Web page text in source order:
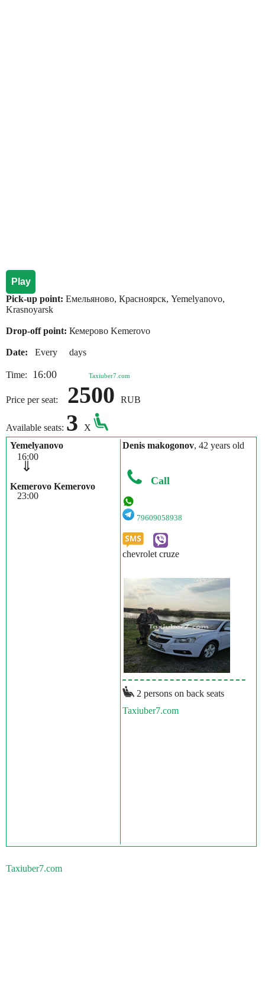
Play
Pick-up point: Емельяново, Красноярск, Yemelyanovo,
Krasnoyarsk
Drop-off point: Кемерово Kemerovo
Date: Every days
Time: 16:00 Taxiuber7.com
Price per seat: 2500 RUB
Available seats: 3
X
Yemelyanovo
16:00
⇓
Kemerovo Kemerovo
23:00
Denis makogonov, 42 years old
Call
79609058938
chevrolet cruze
2 persons on back seats
Taxiuber7.com
Taxiuber7.com